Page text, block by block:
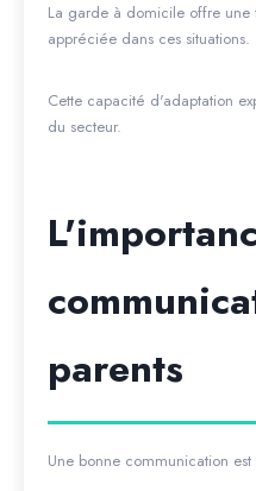
La garde à domicile offre
appréciée dans ces situations.
Cette capacité d'adaptation
du secteur.
parents
Une bonne communication est